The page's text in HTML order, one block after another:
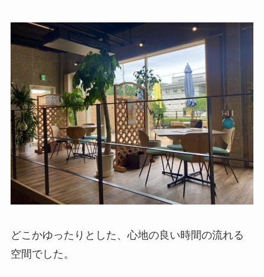
どこかゆったりとした、心地の良い時間の流れる
空間でした。